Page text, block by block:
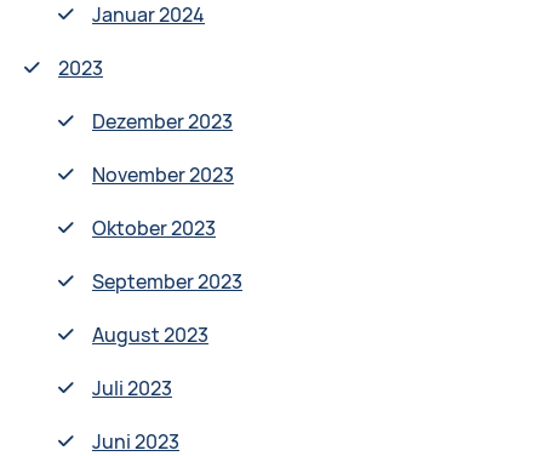
Januar 2024
2023
Dezember 2023
November 2023
Oktober 2023
September 2023
August 2023
Juli 2023
Juni 2023